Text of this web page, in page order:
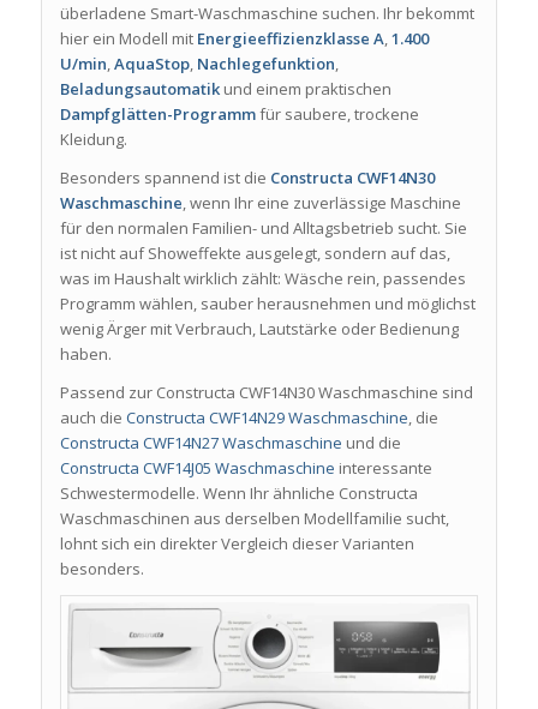
überladene Smart-Waschmaschine suchen. Ihr bekommt
hier ein Modell mit Energieeffizienzklasse A,1.400
U/min,AquaStop, Nachlegefunktion,
Beladungsautomatikund einem praktischen
Dampfglätten-Programmfür saubere, trockene
Kleidung.
Besonders spannend ist die Constructa CWF14N30
Waschmaschine, wenn Ihr eine zuverlässige Maschine
für den normalen Familien- und Alltagsbetrieb sucht. Sie
ist nicht auf Showeffekte ausgelegt, sondern auf das,
was im Haushalt wirklich zählt: Wäsche rein, passendes
Programm wählen, sauber herausnehmen und möglichst
wenig Ärger mit Verbrauch, Lautstärke oder Bedienung
haben.
Passend zur Constructa CWF14N30 Waschmaschine sind
auch die Constructa CWF14N29 Waschmaschine, die
Constructa CWF14N27 Waschmaschine und die
Constructa CWF14J05 Waschmaschine interessante
Schwestermodelle. Wenn Ihr ähnliche Constructa
Waschmaschinen aus derselben Modellfamilie sucht,
lohnt sich ein direkter Vergleich dieser Varianten
besonders.